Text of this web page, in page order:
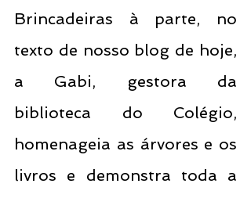
Brincadeiras à parte, no
texto de nosso blog de hoje,
a Gabi, gestora da
biblioteca do Colégio,
homenageia as árvores e os
livros e demonstra toda a